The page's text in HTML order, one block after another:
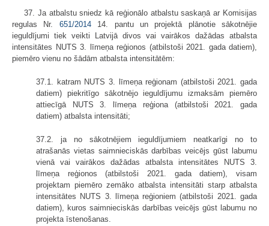
37. Ja atbalstu sniedz kā reģionālo atbalstu saskaņā ar Komisijas
regulas Nr. 651/201414. pantu un projektā plānotie sākotnējie
ieguldījumi tiek veikti Latvijā divos vai vairākos dažādas atbalsta
intensitātes NUTS 3. līmeņa reģionos (atbilstoši 2021. gada datiem),
piemēro vienu no šādām atbalsta intensitātēm:
37.1. katram NUTS 3. līmeņa reģionam (atbilstoši 2021. gada
datiem) piekritīgo sākotnējo ieguldījumu izmaksām piemēro
attiecīgā NUTS 3. līmeņa reģiona (atbilstoši 2021. gada
datiem) atbalsta intensitāti;
37.2. ja no sākotnējiem ieguldījumiem neatkarīgi no to
atrašanās vietas saimnieciskās darbības veicējs gūst labumu
vienā vai vairākos dažādas atbalsta intensitātes NUTS 3.
līmeņa reģionos (atbilstoši 2021. gada datiem), visam
projektam piemēro zemāko atbalsta intensitāti starp atbalsta
intensitātes NUTS 3. līmeņa reģioniem (atbilstoši 2021. gada
datiem), kuros saimnieciskās darbības veicējs gūst labumu no
projekta īstenošanas.